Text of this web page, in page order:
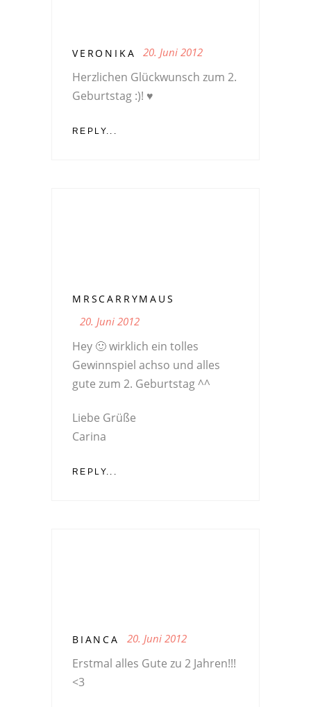
VERONIKA 20. Juni 2012
Herzlichen Glückwunsch zum 2.
Geburtstag :)! ♥
REPLY...
MRSCARRYMAUS
20. Juni 2012
Hey 🙂 wirklich ein tolles
Gewinnspiel achso und alles
gute zum 2. Geburtstag ^^
Liebe Grüße
Carina
REPLY...
BIANCA 20. Juni 2012
Erstmal alles Gute zu 2 Jahren!!!
<3